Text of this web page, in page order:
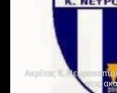
Ακρίτας Κ.
στις